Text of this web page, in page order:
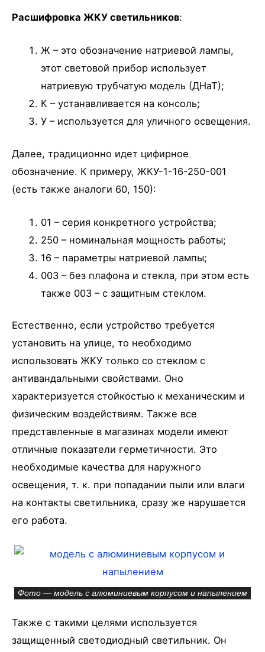
Расшифровка ЖКУ светильников:
Ж – это обозначение натриевой лампы,
этот световой прибор использует
натриевую трубчатую модель (ДНаТ);
К – устанавливается на консоль;
У – используется для уличного освещения.
Далее, традиционно идет цифирное
обозначение. К примеру, ЖКУ-1-16-250-001
(есть также аналоги 60, 150):
01 – серия конкретного устройства;
250 – номинальная мощность работы;
16 – параметры натриевой лампы;
003 – без плафона и стекла, при этом есть
также 003 – с защитным стеклом.
Естественно, если устройство требуется
установить на улице, то необходимо
использовать ЖКУ только со стеклом с
антивандальными свойствами. Оно
характеризуется стойкостью к механическим и
физическим воздействиям. Также все
представленные в магазинах модели имеют
отличные показатели герметичности. Это
необходимые качества для наружного
освещения, т. к. при попадании пыли или влаги
на контакты светильника, сразу же нарушается
его работа.
Фото — модель с алюминиевым корпусом и напылением
Также с такими целями используется
защищенный светодиодный светильник. Он